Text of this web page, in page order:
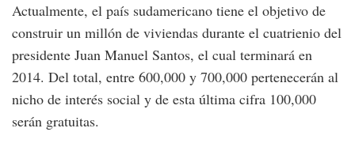
Actualmente, el país sudamericano tiene el objetivo de
construir un millón de viviendas durante el cuatrienio del
presidente Juan Manuel Santos, el cual terminará en
2014. Del total, entre 600,000 y 700,000 pertenecerán al
nicho de interés social y de esta última cifra 100,000
serán gratuitas.